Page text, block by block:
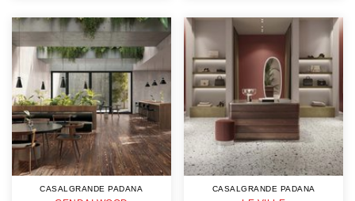
CASALGRANDE PADANA CASALGRANDE PADANA